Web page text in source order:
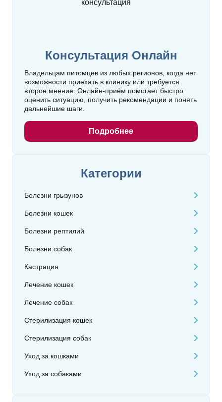
Консультация Онлайн
Владельцам питомцев из любых регионов, когда нет
возможности приехать в клинику или требуется
второе мнение. Онлайн‑приём помогает быстро
оценить ситуацию, получить рекомендации и понять
дальнейшие шаги.
Подробнее
Категории
Болезни грызунов
Болезни кошек
Болезни рептилий
Болезни собак
Кастрация
Лечение кошек
Лечение собак
Стерилизация кошек
Стерилизация собак
Уход за кошками
Уход за собаками